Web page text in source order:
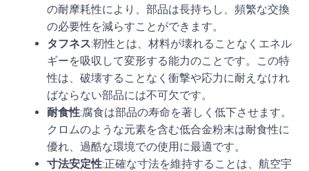
の耐摩耗性により、部品は長持ちし、頻繁な交換
の必要性を減らすことができます。
タフネス:靭性とは、材料が壊れることなくエネル
ギーを吸収して変形する能力のことです。この特
性は、破壊することなく衝撃や応力に耐えなけれ
ばならない部品には不可欠です。
耐食性:腐食は部品の寿命を著しく低下させます。
クロムのような元素を含む低合金粉末は耐食性に
優れ、過酷な環境での使用に最適です。
寸法安定性:正確な寸法を維持することは、航空宇